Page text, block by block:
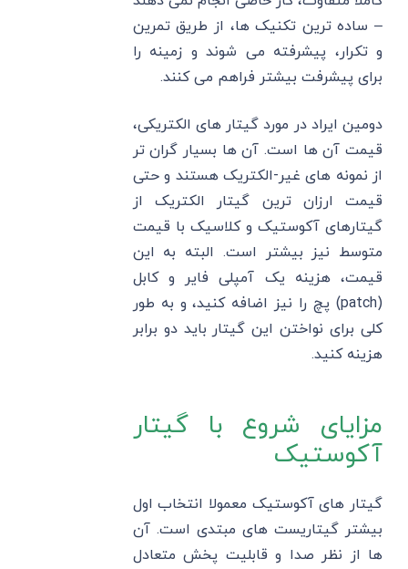
– ساده ترین تکنیک ها، از طریق تمرین
و تکرار، پیشرفته می شوند و زمینه را
برای پیشرفت بیشتر فراهم می کنند.
دومین ایراد در مورد گیتار های الکتریکی،
قیمت آن ها است. آن ها بسیار گران تر
از نمونه های غیر-الکتریک هستند و حتی
قیمت ارزان ترین گیتار الکتریک از
گیتارهای آکوستیک و کلاسیک با قیمت
متوسط نیز بیشتر است. البته به این
قیمت، هزینه یک آمپلی فایر و کابل
(patch) پچ را نیز اضافه کنید، و به طور
کلی برای نواختن این گیتار باید دو برابر
هزینه کنید.
مزایای شروع با گیتار
آکوستیک
گیتار های آکوستیک معمولا انتخاب اول
بیشتر گیتاریست های مبتدی است. آن
ها از نظر صدا و قابلیت پخش متعادل